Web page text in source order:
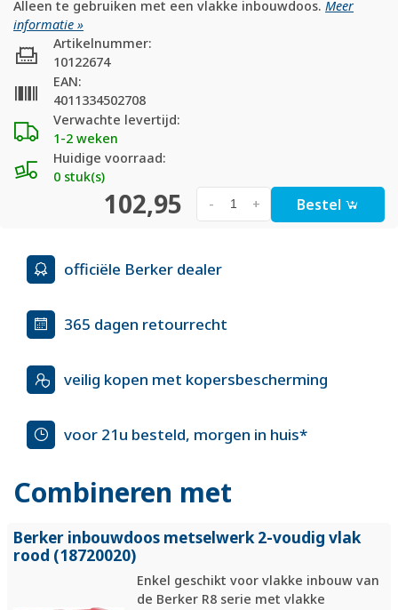
Alleen te gebruiken met een vlakke inbouwdoos. Meer
informatie »
Verwachte levertijd:
1-2 weken
Huidige voorraad:
0 stuk(s)
Artikelnummer:
10122674
EAN:
4011334502708
102,95 +
- Bestel
officiële Berker dealer
365 dagen retourrecht
veilig kopen met kopersbescherming
voor 21u besteld, morgen in huis*
Combineren met
Berker inbouwdoos metselwerk 2-voudig vlak
rood (18720020)
Enkel geschikt voor vlakke inbouw van
de Berker R8 serie met vlakke